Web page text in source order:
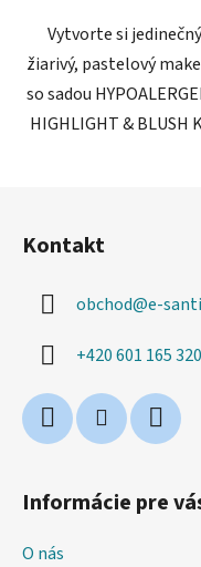
Vytvorte si
žiarivý, pastelový
so sadou
HIGHLIGHT & BLUSH
Kontakt
obchod@e-
+420 601 165 320
Informácie pre
O nás